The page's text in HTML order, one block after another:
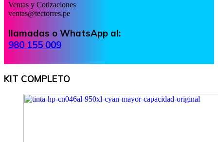
Ventas y Cotizaciones
ventas@tectorres.pe
llamadas o WhatsApp al:
980 155 009
KIT COMPLETO